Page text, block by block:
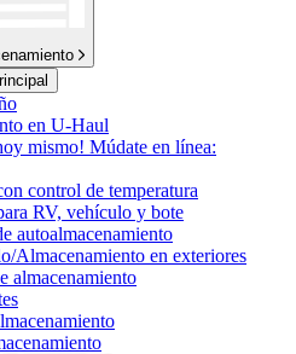
en U-Haul
mismo! Múdate en línea:
control de temperatura
RV, vehículo y bote
autoalmacenamiento
Almacenamiento en exteriores
almacenamiento